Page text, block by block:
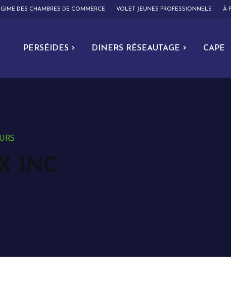
DES CHAMBRES DE COMMERCE VOLET JEUNES PROFESSIONNELS À
PERSÉIDES DINERS RÉSEAUTAGE CAPE
INC